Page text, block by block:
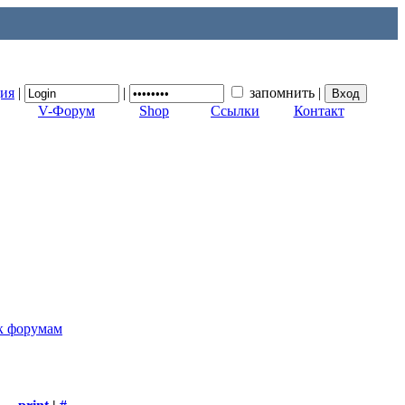
| | запомнить |
V-Форум Shop Ссылки Контакт
форумам